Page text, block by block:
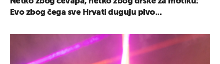
Evo zbog čega sve Hrvati duguju pivo...